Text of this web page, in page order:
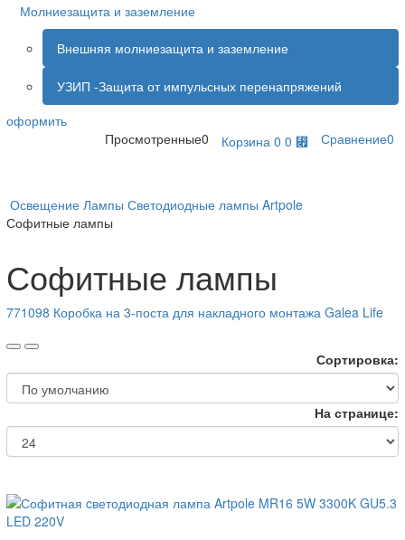
Молниезащита и заземление
Внешняя молниезащита и заземление
УЗИП -Защита от импульсных перенапряжений
оформить
Просмотренные0 Корзина 0 0 ⃏ Сравнение0
Освещение Лампы Светодиодные лампы Artpole
Софитные лампы
Софитные лампы
771098 Коробка на 3-поста для накладного монтажа Galea Life
Сортировка:
На странице: